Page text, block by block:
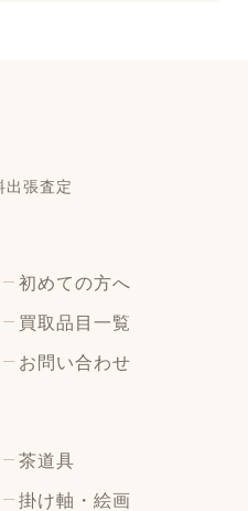
出張査定
初めての方へ
買取品目一覧
お問い合わせ
茶道具
掛け軸・絵画